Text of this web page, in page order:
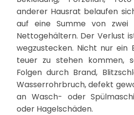
anderer Hausrat belaufen
auf eine Summe von zwei
Nettogehältern. Der Verlust
wegzustecken. Nicht nur ein
teuer zu stehen kommen,
Folgen durch Brand,
Wasserrohrbruch, defekt
an Wasch- oder
oder Hagelschäden.